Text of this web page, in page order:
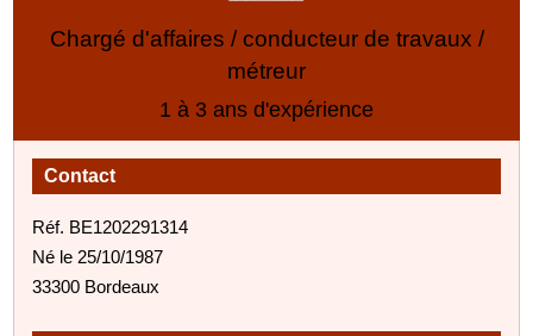
Chargé d'affaires / conducteur de travaux /
métreur
1 à 3 ans d'expérience
Contact
Réf. BE1202291314
Né le 25/10/1987
33300 Bordeaux